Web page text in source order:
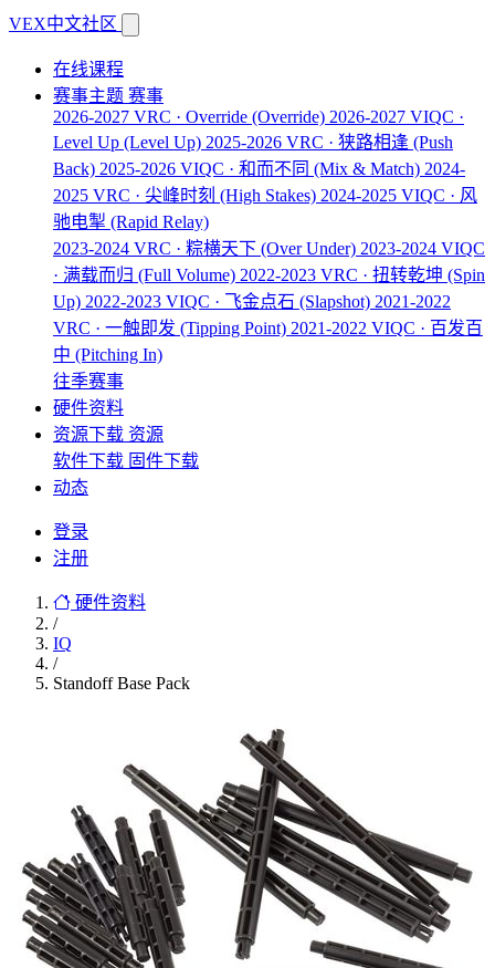
VEX中文社区
在线课程
赛事主题 赛事
2026-2027 VRC · Override (Override) 2026-2027 VIQC ·
Level Up (Level Up) 2025-2026 VRC · 狭路相逢 (Push
Back) 2025-2026 VIQC · 和而不同 (Mix & Match) 2024-
2025 VRC · 尖峰时刻 (High Stakes) 2024-2025 VIQC · 风
驰电掣 (Rapid Relay)
2023-2024 VRC · 粽横天下 (Over Under) 2023-2024 VIQC
· 满载而归 (Full Volume) 2022-2023 VRC · 扭转乾坤 (Spin
Up) 2022-2023 VIQC · 飞金点石 (Slapshot) 2021-2022
VRC · 一触即发 (Tipping Point) 2021-2022 VIQC · 百发百
中 (Pitching In)
往季赛事
硬件资料
资源下载 资源
软件下载 固件下载
动态
登录
注册
硬件资料
/
IQ
/
Standoff Base Pack